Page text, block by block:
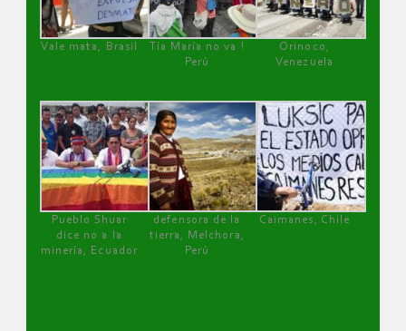
Vale mata, Brasil
Tía María no va !
Perú
Orinoco,
Venezuela
Pueblo Shuar
dice no a la
minería, Ecuador
defensora de la
tierra, Melchora,
Perú
Caimanes, Chile